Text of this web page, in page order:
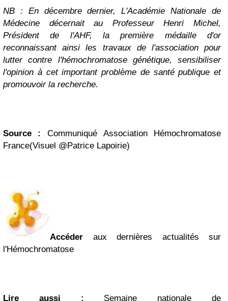
NB : En décembre dernier, L'Académie Nationale de
Médecine décernait au Professeur Henri Michel,
Président de l'AHF, la première médaille d'or
reconnaissant ainsi les travaux de l'association pour
lutter contre l'hémochromatose génétique, sensibiliser
l'opinion à cet important problème de santé publique et
promouvoir la recherche.
Source : Communiqué
Association Hémochromatose
France(Visuel @Patrice Lapoirie)
Accéder aux dernières actualités sur
l'Hémochromatose
Lire aussi : Semaine nationale de